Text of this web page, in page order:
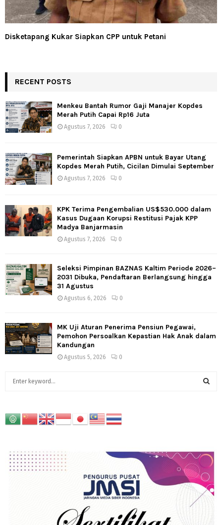
Disketapang Kukar Siapkan CPP untuk Petani
RECENT POSTS
Menkeu Bantah Rumor Gaji Manajer Kopdes
Merah Putih Capai Rp16 Juta
Agustus 7, 2026 0
Pemerintah Siapkan APBN untuk Bayar Utang
Kopdes Merah Putih, Cicilan Dimulai September
Agustus 7, 2026 0
KPK Terima Pengembalian US$530.000 dalam
Kasus Dugaan Korupsi Restitusi Pajak KPP
Madya Banjarmasin
Agustus 7, 2026 0
Seleksi Pimpinan BAZNAS Kaltim Periode 2026–
2031 Dibuka, Pendaftaran Berlangsung hingga
31 Agustus
Agustus 6, 2026 0
MK Uji Aturan Penerima Pensiun Pegawai,
Pemohon Persoalkan Kepastian Hak Anak dalam
Kandungan
Agustus 5, 2026 0
c
C
H